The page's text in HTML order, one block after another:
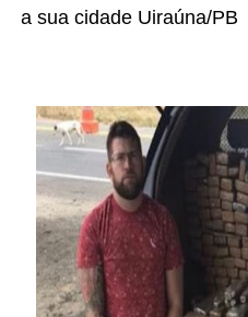
a sua cidade Uiraúna/PB